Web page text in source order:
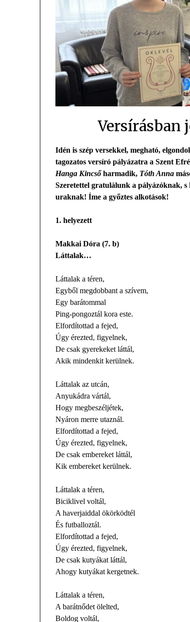
Versírásban
Idén is szép versekkel, megható,
tagozatos versíró pályázatra a Szent
Hanga Kincsőharmadik, Tóth Anna
Szeretettel gratulálunk a pályázóknak, s
uraknak! Íme a győztes alkotások!
1. helyezett
Makkai Dóra (7. b)
Láttalak…
Láttalak a téren,
Egyből megdobbant a szívem,
Egy barátommal
Ping-pongoztál kora este.
Elfordítottad a fejed,
Úgy érezted, figyelnek,
De csak gyerekeket láttál,
Akik mindenkit kerülnek.
Láttalak az utcán,
Anyukádra vártál,
Hogy megbeszéljétek,
Nyáron merre utaznál.
Elfordítottad a fejed,
Úgy érezted, figyelnek,
De csak embereket láttál,
Kik embereket kerülnek.
Láttalak a téren,
Biciklivel voltál,
A haverjaiddal ökörködtél
És futballoztál.
Elfordítottad a fejed,
Úgy érezted, figyelnek,
De csak kutyákat láttál,
Ahogy kutyákat kergetnek.
Láttalak a téren,
A barátnődet ölelted,
Boldog voltál,